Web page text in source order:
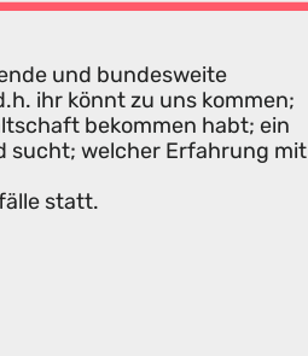
und bundesweite
ihr könnt zu uns kommen;
bekommen habt; ein
sucht; welcher Erfahrung mit
statt.